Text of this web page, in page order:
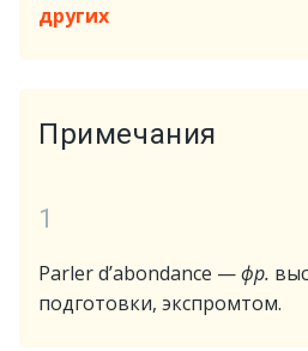
других
Примечания
1
Parler d’abondance —фр.
подготовки, экспромтом.